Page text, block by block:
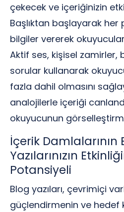
çekecek ve içeriğinizin
Başlıktan başlayarak her
bilgiler vererek
Aktif ses, kişisel zamirler,
sorular kullanarak
fazla dahil olmasını
analojilerle içeriği
okuyucunun
İçerik Damlalarının
Yazılarınızın
Potansiyeli
Blog yazıları, çevrimiçi
güçlendirmenin ve hedef